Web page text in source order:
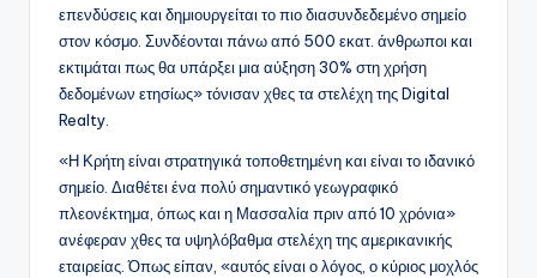
επενδύσεις και δημιουργείται το πιο διασυνδεδεμένο σημείο
στον κόσμο. Συνδέονται πάνω από 500 εκατ. άνθρωποι και
εκτιμάται πως θα υπάρξει μια αύξηση 30% στη χρήση
δεδομένων ετησίως» τόνισαν χθες τα στελέχη της Digital
Realty.
«Η Κρήτη είναι στρατηγικά τοποθετημένη και είναι το ιδανικό
σημείο. Διαθέτει ένα πολύ σημαντικό γεωγραφικό
πλεονέκτημα, όπως και η Μασσαλία πριν από 10 χρόνια»
ανέφεραν χθες τα υψηλόβαθμα στελέχη της αμερικανικής
εταιρείας. Όπως είπαν, «αυτός είναι ο λόγος, ο κύριος μοχλός